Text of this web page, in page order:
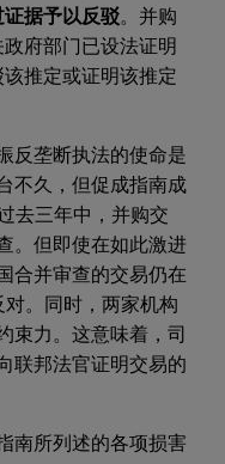
证据予以反驳。并购
府部门已设法证明
推定或证明该推定
反垄断执法的使命是
不久，但促成指南成
去三年中，并购交
。但即使在如此激进
合并审查的交易仍在
。同时，两家机构
束力。这意味着，司
联邦法官证明交易的
南所列述的各项损害